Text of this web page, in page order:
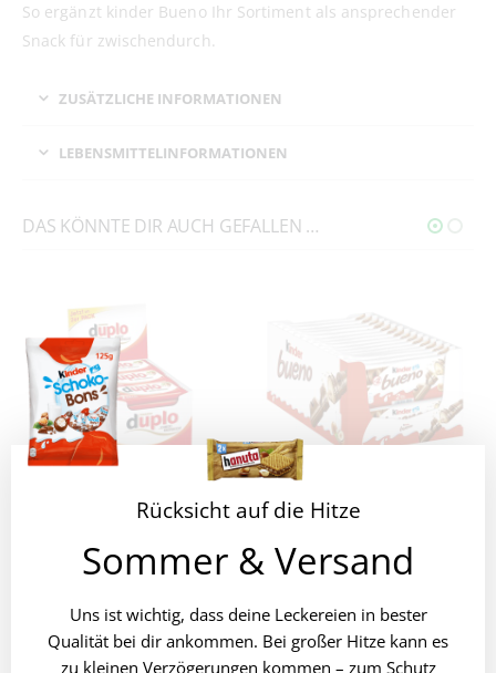
So ergänzt kinder Bueno Ihr Sortiment als ansprechender
Snack für zwischendurch.
ZUSÄTZLICHE INFORMATIONEN
LEBENSMITTELINFORMATIONEN
DAS KÖNNTE DIR AUCH GEFALLEN …
inkl. MwSt. €24,49 inkl. MwSt.
Rücksicht auf die Hitze
Sommer & Versand
Uns ist wichtig, dass deine Leckereien in bester
Qualität bei dir ankommen. Bei großer Hitze kann es
zu kleinen Verzögerungen kommen – zum Schutz